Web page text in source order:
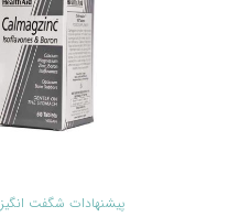
پیشنهادات شگفت انگیز